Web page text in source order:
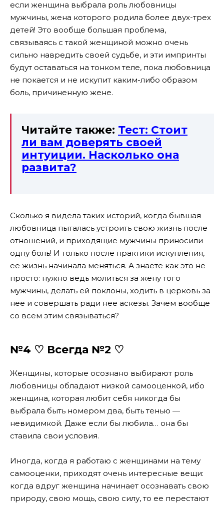
если женщина выбрала роль любовницы
мужчины, жена которого родила более двух-трех
детей! Это вообще большая проблема,
связываясь с такой женщиной можно очень
сильно навредить своей судьбе, и эти импринты
будут оставаться на тонком теле, пока любовница
не покается и не искупит каким-либо образом
боль, причиненную жене.
Читайте также: Тест: Стоит
ли вам доверять своей
интуиции. Насколько она
развита?
Сколько я видела таких историй, когда бывшая
любовница пыталась устроить свою жизнь после
отношений, и приходящие мужчины приносили
одну боль! И только после практики искупления,
ее жизнь начинала меняться. А знаете как это не
просто: нужно ведь молиться за жену того
мужчины, делать ей поклоны, ходить в церковь за
нее и совершать ради нее аскезы. Зачем вообще
со всем этим связываться?
№4 ♡ Всегда №2 ♡
Женщины, которые осознано выбирают роль
любовницы обладают низкой самооценкой, ибо
женщина, которая любит себя никогда бы
выбрала быть номером два, быть тенью —
невидимкой. Даже если бы любила… она бы
ставила свои условия.
Иногда, когда я работаю с женщинами на тему
самооценки, приходят очень интересные вещи:
когда вдруг женщина начинает осознавать свою
природу, свою мощь, свою силу, то ее перестают